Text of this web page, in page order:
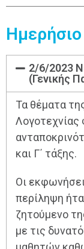
Ημερήσιο
2/6/2023
(Γενικής
Τα θέματα
Λογοτεχνίας
και Γ΄ τάξης.
Οι
περίληψη
ζητούμενο
με τις